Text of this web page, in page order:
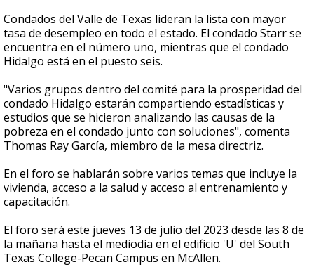
Condados del Valle de Texas lideran la lista con mayor
tasa de desempleo en todo el estado. El condado Starr se
encuentra en el número uno, mientras que el condado
Hidalgo está en el puesto seis.
"Varios grupos dentro del comité para la prosperidad del
condado Hidalgo estarán compartiendo estadísticas y
estudios que se hicieron analizando las causas de la
pobreza en el condado junto con soluciones", comenta
Thomas Ray García, miembro de la mesa directriz.
En el foro se hablarán sobre varios temas que incluye la
vivienda, acceso a la salud y acceso al entrenamiento y
capacitación.
El foro será este jueves 13 de julio del 2023 desde las 8 de
la mañana hasta el mediodía en el edificio 'U' del South
Texas College-Pecan Campus en McAllen.